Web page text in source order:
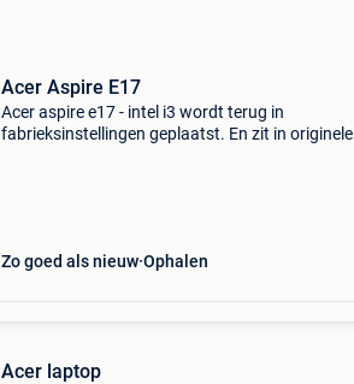
Acer Aspire E17
Acer aspire e17 - intel i3 wordt terug in
fabrieksinstellingen geplaatst. En zit in originele
Zo goed als nieuw Ophalen
Acer laptop